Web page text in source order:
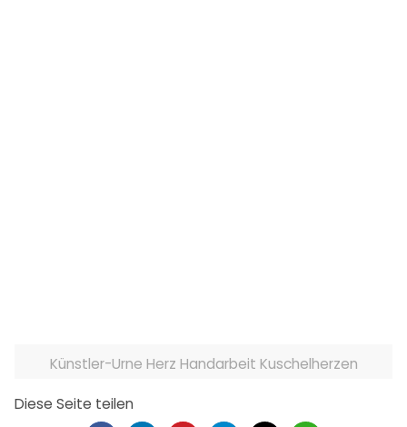
Künstler-Urne Herz Handarbeit Kuschelherzen
Diese Seite teilen